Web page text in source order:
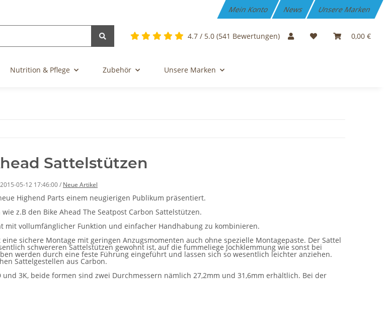
Mein Konto News Unsere Marken
4.7 / 5.0 (541 Bewertungen) 0,00 €
Nutrition & Pflege Zubehör Unsere Marken
Sattelstützen
2015-05-12 17:46:00/ Neue Artikel
Highend Parts einem neugierigen Publikum präsentiert.
z.B den Bike Ahead The Seatpost Carbon Sattelstützen.
mit vollumfänglicher Funktion und einfacher Handhabung zu kombinieren.
sichere Montage mit geringen Anzugsmomenten auch ohne spezielle Montagepaste. Der Sattel
schwereren Sattelstützen gewohnt ist, auf die fummeliege Jochklemmung wie sonst bei
werden durch eine feste Führung eingeführt und lassen sich so wesentlich leichter anziehen.
Sattelgestellen aus Carbon.
3K, beide formen sind zwei Durchmessern nämlich 27,2mm und 31,6mm erhältlich. Bei der